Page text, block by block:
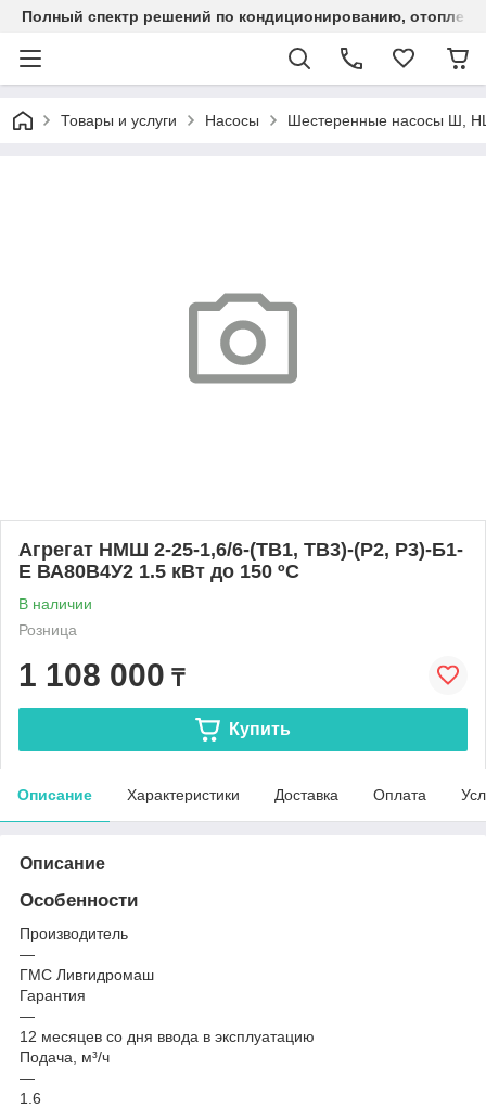
Полный спектр решений по кондиционированию,
Товары и услуги Насосы Шестеренные насосы
Агрегат НMШ 2-25-1,6/6-(ТВ1, ТВ3)-(Р2, Р3)-Б1-
E ВА80В4У2 1.5 кВт до 150 ºС
В наличии
Розница
1 108 000 ₸
Купить
Описание Характеристики Доставка Оплата
Описание
Особенности
Производитель
—
ГМС Ливгидромаш
Гарантия
—
12 месяцев со дня ввода в эксплуатацию
Подача, м³/ч
—
1.6